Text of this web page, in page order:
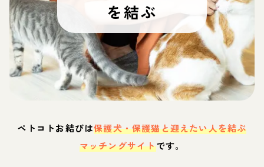
を結ぶ
ペトコトお結びは保護犬・保護猫と迎えたい人を結ぶ
マッチングサイトです。